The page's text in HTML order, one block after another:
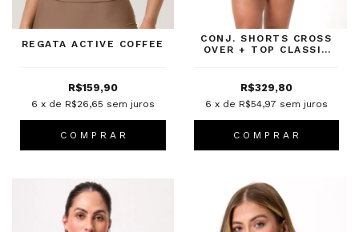
REGATA ACTIVE COFFEE
R$159,90
6 x de R$26,65 sem juros
C O M P R A R
CONJ. SHORTS CROSS
OVER + TOP CLASSIC
R$329,80
6 x de R$54,97 sem juros
C O M P R A R